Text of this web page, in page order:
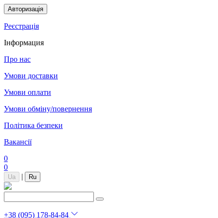
Авторизація
Реєстрація
Інформация
Про нас
Умови доставки
Умови оплати
Умови обміну/повернення
Політика безпеки
Вакансії
0
0
Ua | Ru
+38 (095) 178-84-84